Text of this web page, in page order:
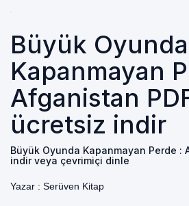
Büyük Oyunda
Kapanmayan
Afganistan
ücretsiz indir
Büyük Oyunda Kapanmayan Perde :
indir veya çevrimiçi dinle
Yazar : Serüven Kitap